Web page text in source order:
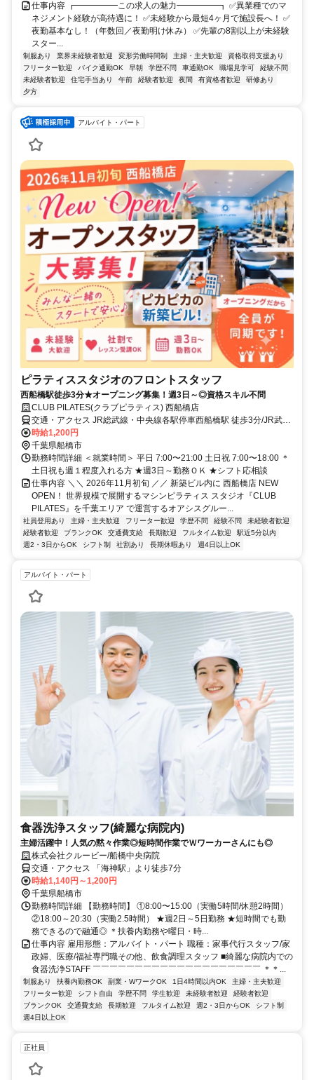
仕事内容 ┏━━━━━この求人の魅力━━━━━┓ ✅異業種でのマ
ネジメント経験が高待遇に！ ✅未経験から最短4ヶ月で施設長へ！ ✅
夜勤基本なし！（年数回／夜勤明け休み） ✅先輩の8割以上が未経験
スター...
制服あり 業界未経験者歓迎 変形労働時間制 主婦・主夫歓迎
資格取得支援あり
フリーター歓迎
バイク通勤OK 早朝 学歴不問 車通勤OK 職場見学可
経験不問
未経験者歓迎
住宅手当あり 午前 経験者歓迎 夜間 有資格者歓迎
研修あり
夕方
アルバイト・パート
ピラティススタジオのフロントスタッフ
西船橋駅徒歩3分★オープニング募集！週3日～◎資格スキル不問
CLUB PILATES(クラブピラティス) 西船橋店
交通・アクセス JR総武線・中央線各駅停車西船橋駅 徒歩3分/JR武蔵
野線 西船橋駅 徒歩3分/東京メトロ東西線西船橋駅 徒歩3分
時給1,200円
千葉県船橋市
勤務時間詳細 ＜就業時間＞ 平日 7:00〜21:00 土日祝 7:00〜18:00 ＊
土日祝も週１程度入れる方 ★週3日～勤務ＯＫ ★シフト応相談
仕事内容 ＼＼ 2026年11月初旬 ／／ 新築ビル内に 西船橋店 NEW
OPEN！ 世界規模で展開するマシンピラティス スタジオ『CLUB
PILATES』を千葉エリア で運営するオアシスグルー...
社員登用あり 主婦・主夫歓迎 フリーター歓迎 学歴不問 経験不問
未経験者歓迎
経験者歓迎
ブランクOK 交通費支給 長期歓迎 フルタイム歓迎
駅近5分以内
週2・3日からOK
シフト制 社割あり 長期休暇あり 週4日以上OK
アルバイト・パート
食器洗浄スタッフ(綺麗な病院内)
主婦活躍中！人気の黙々作業◎短時間作業でＷワーカーさんにも◎
株式会社クルービー/船橋中央病院
交通・アクセス 「海神駅」より徒歩7分
時給1,140円～1,200円
千葉県船橋市
勤務時間詳細 【勤務時間】 ①8:00〜15:00（実働5時間/休憩2時間）
②18:00～20:30（実働2.5時間） ★週2日～5日勤務 ★短時間でも勤
務できるので融通◎ ＊扶養内勤務や曜日・時...
仕事内容 雇用形態：アルバイト・パート 職種：家事代行スタッフ/家
政婦、医療/福祉専門職その他、飲食調理スタッフ ■綺麗な病院内での
食器洗浄STAFF ￣￣￣￣￣￣￣￣￣￣￣￣￣￣￣￣￣￣￣￣ ＊＊...
制服あり 扶養内勤務OK 副業・WワークOK 1日4時間以内OK
主婦・主夫歓迎
フリーター歓迎
シフト自由 学歴不問 学生歓迎 未経験者歓迎
経験者歓迎
ブランクOK
交通費支給 長期歓迎 フルタイム歓迎 週2・3日からOK
シフト制
週4日以上OK
正社員